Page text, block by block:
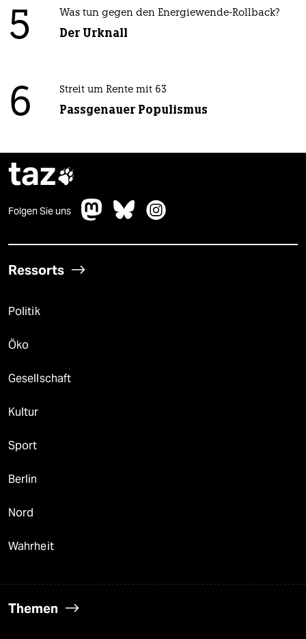
5 Was tun gegen den Energiewende-Rollback?
Der Urknall
6 Streit um Rente mit 63
Passgenauer Populismus
taz
Folgen Sie uns
Ressorts
Politik
Öko
Gesellschaft
Kultur
Sport
Berlin
Nord
Wahrheit
Themen